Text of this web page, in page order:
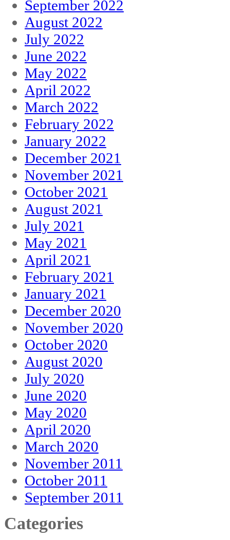
September 2022
August 2022
July 2022
June 2022
May 2022
April 2022
March 2022
February 2022
January 2022
December 2021
November 2021
October 2021
August 2021
July 2021
May 2021
April 2021
February 2021
January 2021
December 2020
November 2020
October 2020
August 2020
July 2020
June 2020
May 2020
April 2020
March 2020
November 2011
October 2011
September 2011
Categories